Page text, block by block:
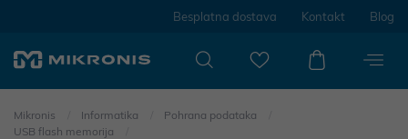
Besplatna dostava Kontakt Blog
Mikronis Informatika
Pohrana podataka
USB flash memorija